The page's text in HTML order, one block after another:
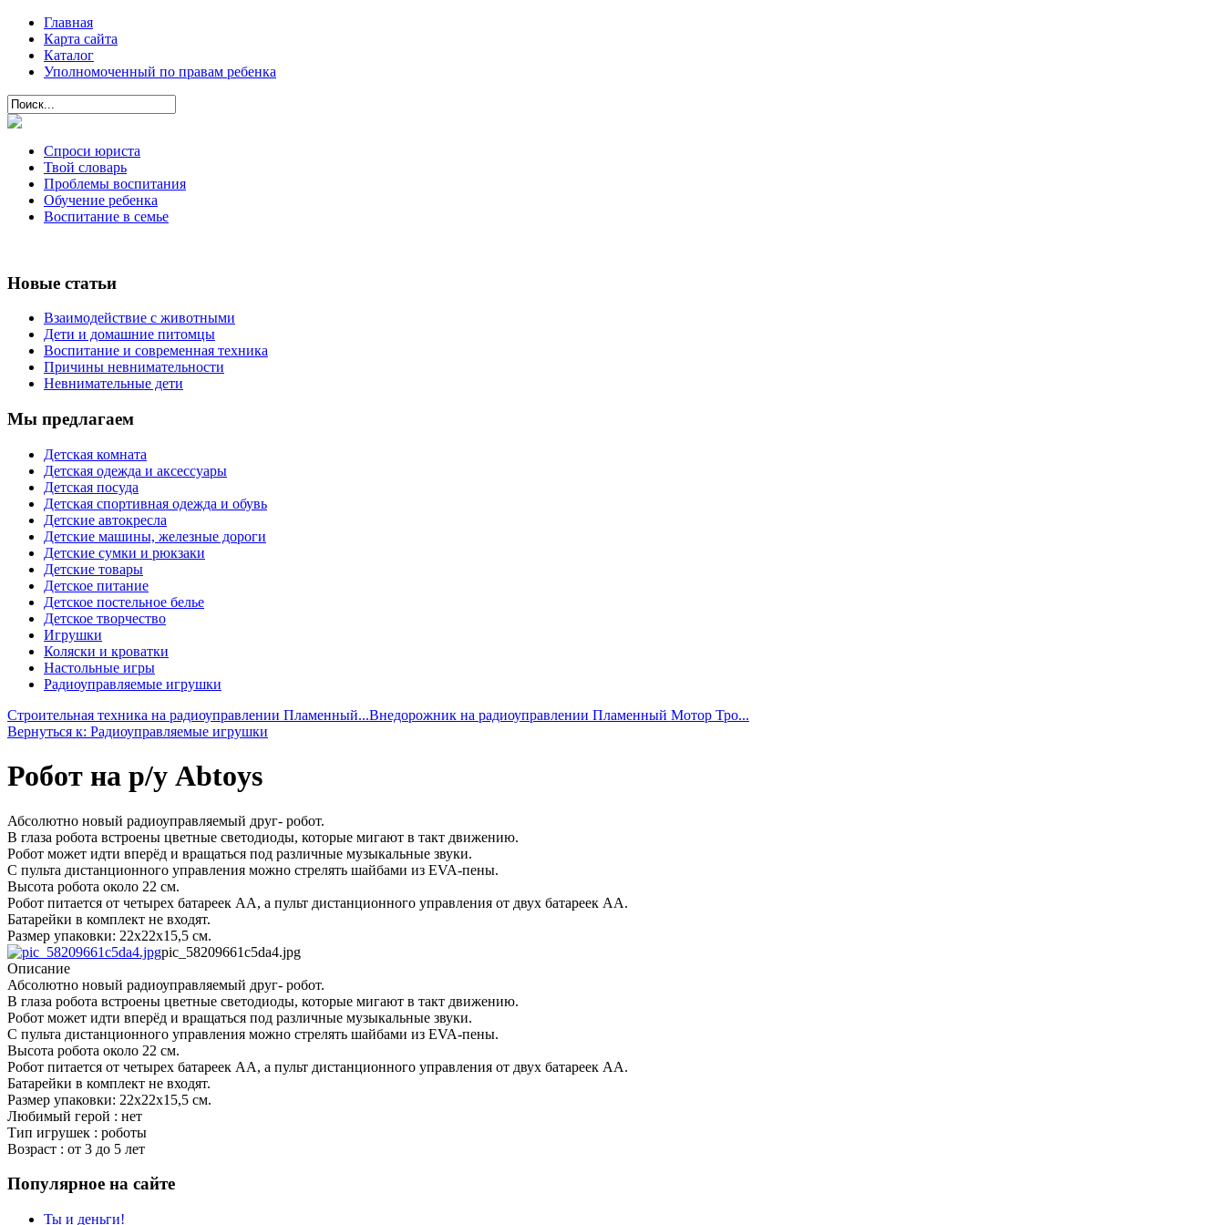
Главная
Карта сайта
Каталог
Уполномоченный по правам ребенка
Спроси юриста
Твой словарь
Проблемы воспитания
Обучение ребенка
Воспитание в семье
Новые статьи
Взаимодействие с животными
Дети и домашние питомцы
Воспитание и современная техника
Причины невнимательности
Невнимательные дети
Мы предлагаем
Детская комната
Детская одежда и аксессуары
Детская посуда
Детская спортивная одежда и обувь
Детские автокресла
Детские машины, железные дороги
Детские сумки и рюкзаки
Детские товары
Детское питание
Детское постельное белье
Детское творчество
Игрушки
Коляски и кроватки
Настольные игры
Радиоуправляемые игрушки
Строительная техника на радиоуправлении Пламенный...Внедорожник на радиоуправлении Пламенный Мотор Тро...
Вернуться к: Радиоуправляемые игрушки
Робот на р/у Abtoys
Абсолютно новый радиоуправляемый друг- робот.
В глаза робота встроены цветные светодиоды, которые мигают в такт движению.
Робот может идти вперёд и вращаться под различные музыкальные звуки.
С пульта дистанционного управления можно стрелять шайбами из EVA-пены.
Высота робота около 22 см.
Робот питается от четырех батареек AA, а пульт дистанционного управления от двух батареек АА.
Батарейки в комплект не входят.
Размер упаковки: 22х22х15,5 см.
pic_58209661c5da4.jpg
Описание
Абсолютно новый радиоуправляемый друг- робот.
В глаза робота встроены цветные светодиоды, которые мигают в такт движению.
Робот может идти вперёд и вращаться под различные музыкальные звуки.
С пульта дистанционного управления можно стрелять шайбами из EVA-пены.
Высота робота около 22 см.
Робот питается от четырех батареек AA, а пульт дистанционного управления от двух батареек АА.
Батарейки в комплект не входят.
Размер упаковки: 22х22х15,5 см.
Любимый герой : нет
Тип игрушек : роботы
Возраст : от 3 до 5 лет
Популярное на сайте
Ты и деньги!